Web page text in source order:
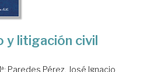
y litigación civil
; Paredes Pérez, José Ignacio